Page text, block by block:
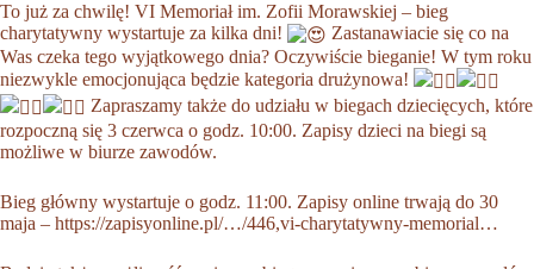
To już za chwilę! VI Memoriał im. Zofii Morawskiej – bieg
charytatywny wystartuje za kilka dni!
Zastanawiacie się co na
Was czeka tego wyjątkowego dnia? Oczywiście bieganie! W tym roku
niezwykle emocjonująca będzie kategoria drużynowa!
Zapraszamy także do udziału w biegach dziecięcych, które
rozpoczną się 3 czerwca o godz. 10:00. Zapisy dzieci na biegi są
możliwe w biurze zawodów.
Bieg główny wystartuje o godz. 11:00. Zapisy online trwają do 30
maja – https://zapisyonline.pl/…/446,vi-charytatywny-memorial…